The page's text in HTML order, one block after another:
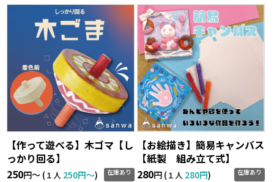
【作って遊べる】木ゴマ【し
っかり回る】
250円〜 (１人 250円〜) 在庫あり
【お絵描き】簡易キャンバス
【紙製 組み立て式】
280円 (１人 280円) 在庫あり